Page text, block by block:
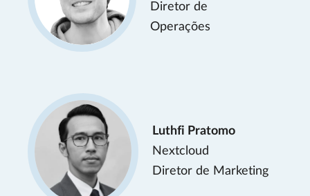
Diretor de
Operações
Luthfi Pratomo
Nextcloud
Diretor de Marketing